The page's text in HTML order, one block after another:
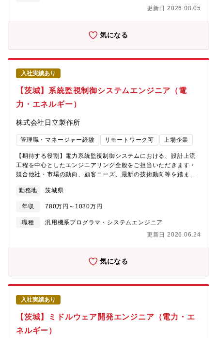
義・設計・実装・テスト・運用保守まで幅広く担当いただけま
ウェア開発・アプリケーション開発、システム開発の設計～テス
ト・開発補助（ドキュメント作成、テスト補助等）※ご経験スキ
ルに応じて別案件へのご相談も承ります。ご面接の際に志向性に
合わせて様々お話しできればと思います。
更新日 2026.08.05
気になる
入社実績あり
【茨城】系統監視制御システムエンジニア（電
力・エネルギー）
株式会社日立製作所
管理職・マネージャー経験 リモートワーク可 上場企業
【期待する役割】電力系統監視制御システムにおける、設計上流
工程を中心としたエンジニアリング全般をご担当いただきます・
競合他社・市場の動向、顧客ニーズ、最新の技術動向等を踏ま
ーション製品の開発・顧客要求に見合う条件でシステムが稼働す
るよう、様々なステークホルダーと連携・調整を行いながら、プ
レエンジニアリング活動～要件定義～システム設計開発～本番稼
働までの一連の業務を遂行【職務詳細】【職務概要に記載のとお
などを総合的に判断し決定します。】・電力・エネルギー業界・
客ニーズの把握など受注活動全般・電力系統監視制御システムの
設計・開発・構築・現地調整・保守業務・関連する新たな事業開
発など、イノベーション事業の取り纏め、エンジニアリング、新
規ソリューションの開発・担当するグループ内の事業戦略立案、
予算編成管理、部下の労務管理、指導育成・教育など【ポジショ
ンの魅力・やりがい・キャリアパス】●ポジションの魅力・電力・
エネルギートップメーカーである日立の中でも、事業の根幹を担
う制御システムを担当できます。また、国策プロジェクトや次世
代システムの構築等、社会的意義の大きな案件に携わることがで
勤務地 茨城県
年収 780万円～1030万円
職種
汎用機系プログラマ・システムエンジニア
更新日 2026.06.24
気になる
入社実績あり
【茨城】ミドルウェア開発エンジニア（電力・エ
ネルギー）